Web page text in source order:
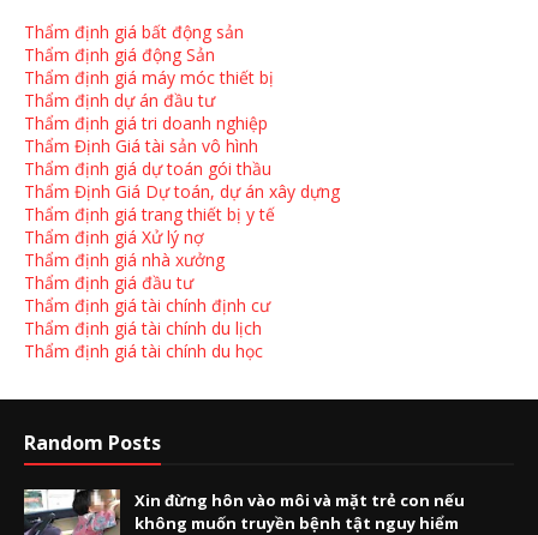
Thẩm định giá bất động sản
Thẩm định giá động Sản
Thẩm định giá máy móc thiết bị
Thẩm định dự án đầu tư
Thẩm định giá tri doanh nghiệp
Thẩm Định Giá tài sản vô hình
Thẩm định giá dự toán gói thầu
Thẩm Định Giá Dự toán, dự án xây dựng
Thẩm định giá trang thiết bị y tế
Thẩm định giá Xử lý nợ
Thẩm định giá nhà xưởng
Thẩm định giá đầu tư
Thẩm định giá tài chính định cư
Thẩm định giá tài chính du lịch
Thẩm định giá tài chính du học
Random Posts
Xin đừng hôn vào môi và mặt trẻ con nếu
không muốn truyền bệnh tật nguy hiểm